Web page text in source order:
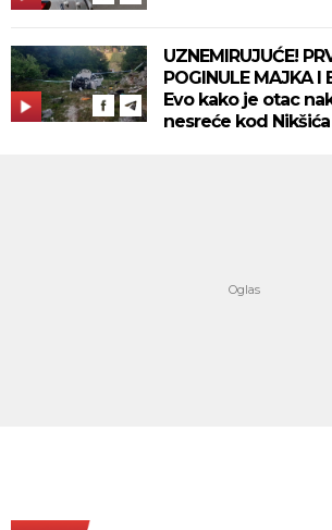
UZNEMIRUJUĆE!
POGINULE MAJKA I
Evo kako je otac
nesreće kod